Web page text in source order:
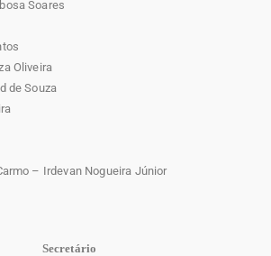
Soares
Oliveira
de Souza
– Irdevan Nogueira Júnior
Secretário